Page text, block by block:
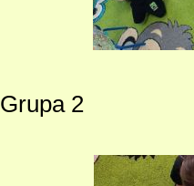
Grupa 2